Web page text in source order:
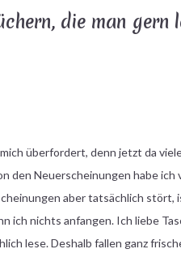
die man gern
überfordert, denn jetzt da
den Neuerscheinungen habe ich
aber tatsächlich stört,
ich nichts anfangen. Ich liebe
lese. Deshalb fallen ganz